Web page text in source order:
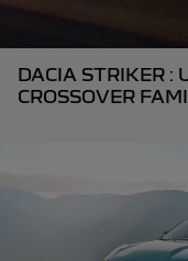
DACIA STRIKER :
CROSSOVER